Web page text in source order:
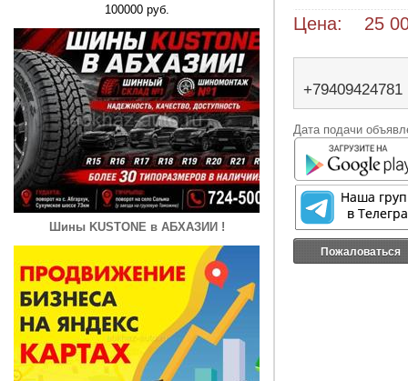
100000 руб.
Шины KUSTONE в АБХАЗИИ !
Цена: 25
+79409424781
Дата подачи
Пожаловаться